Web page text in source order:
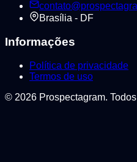
Brasília - DF
Informações
Política de privacidade
Termos de uso
© 2026 Prospectagram.